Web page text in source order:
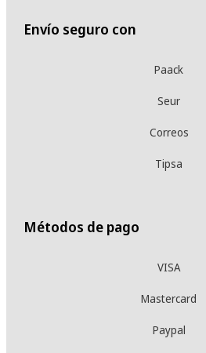
Envío seguro con
Paack
Seur
Correos
Tipsa
Métodos de pago
VISA
Mastercard
Paypal